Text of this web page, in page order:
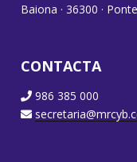
Baiona · 36300 ·
CONTACTA
986 385 000